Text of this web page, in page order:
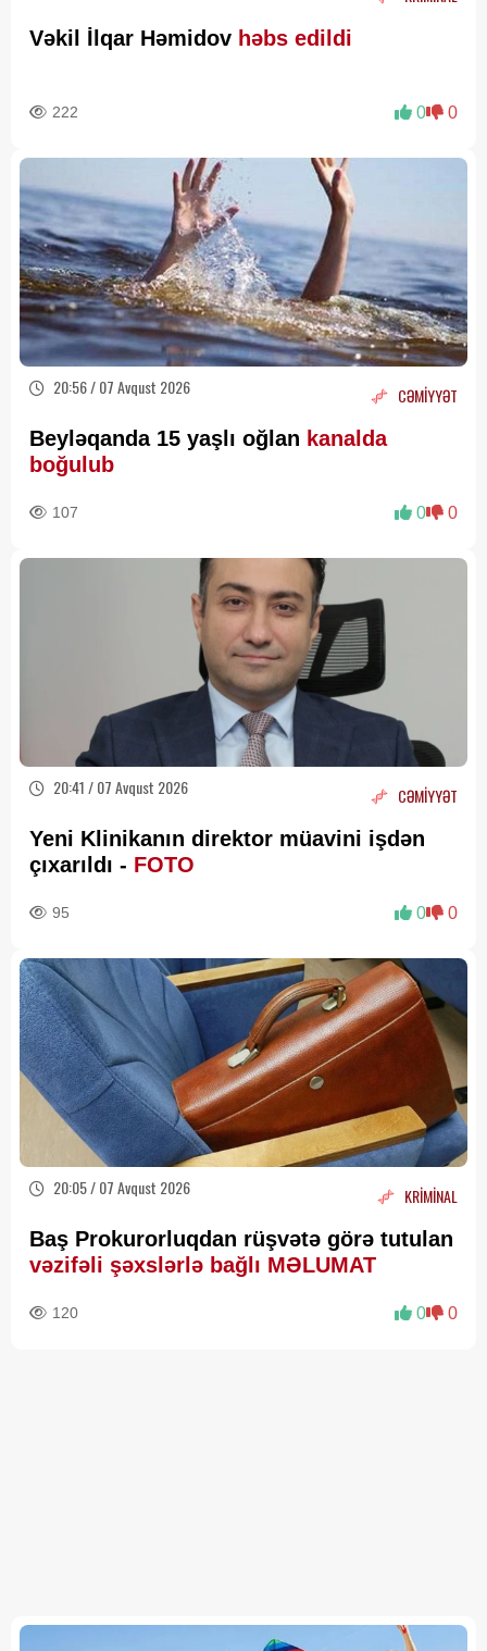
Vəkil İlqar Həmidov həbs edildi
222 0 0
20:56 / 07 Avqust 2026 CƏMİYYƏT
Beyləqanda 15 yaşlı oğlan kanalda
boğulub
107 0 0
20:41 / 07 Avqust 2026 CƏMİYYƏT
Yeni Klinikanın direktor müavini işdən
çıxarıldı - FOTO
95 0 0
20:05 / 07 Avqust 2026 KRİMİNAL
Baş Prokurorluqdan rüşvətə görə tutulan
vəzifəli şəxslərlə bağlı MƏLUMAT
120 0 0